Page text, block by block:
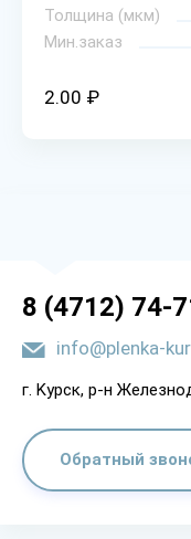
Толщина (мкм)
Мин.заказ
2.00 ₽
8 (4712) 74-
info@plenka-
г. Kypcк, p-н
Обратный